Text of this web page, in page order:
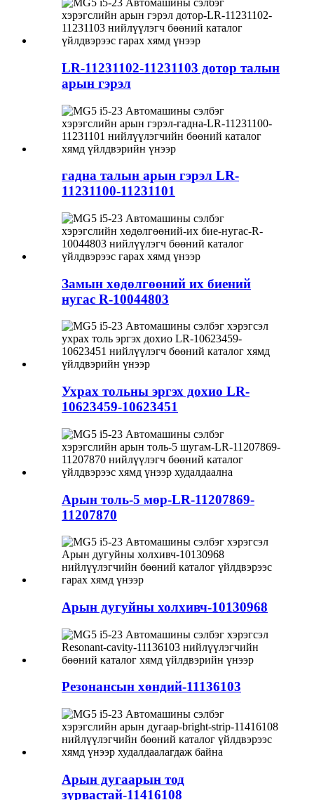
LR-11231102-11231103 дотор талын
арын гэрэл
гадна талын арын гэрэл LR-
11231100-11231101
Замын хөдөлгөөний их биений
нугас R-10044803
Ухрах тольны эргэх дохио LR-
10623459-10623451
Арын толь-5 мөр-LR-11207869-
11207870
Арын дугуйны холхивч-10130968
Резонансын хөндий-11136103
Арын дугаарын тод
зурвастай-11416108